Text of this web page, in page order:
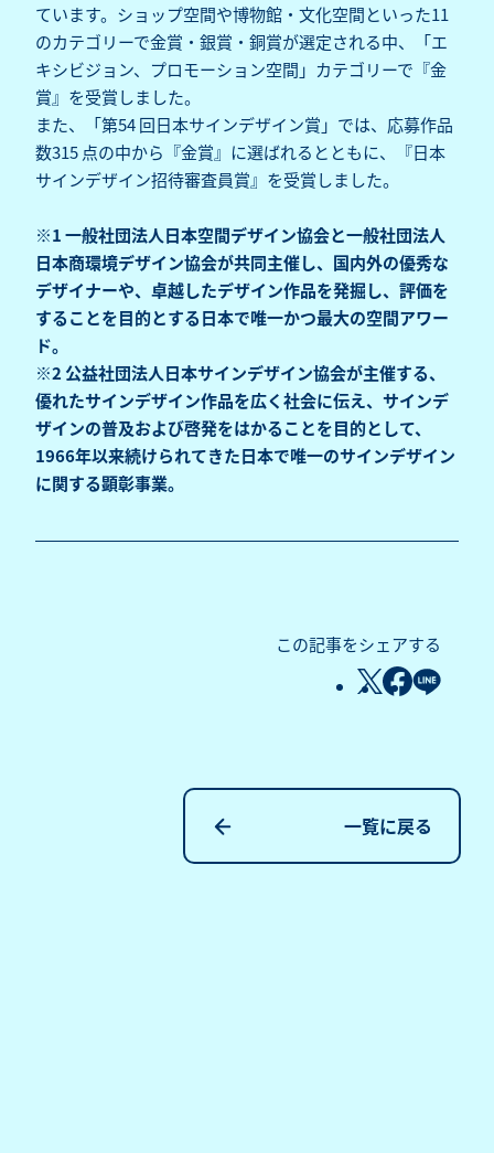
ています。ショップ空間や博物館・文化空間といった11
のカテゴリーで金賞・銀賞・銅賞が選定される中、「エ
キシビジョン、プロモーション空間」カテゴリーで『金
賞』を受賞しました。
また、「第54 回日本サインデザイン賞」では、応募作品
数315 点の中から『金賞』に選ばれるとともに、『日本
サインデザイン招待審査員賞』を受賞しました。
※1 一般社団法人日本空間デザイン協会と一般社団法人
日本商環境デザイン協会が共同主催し、国内外の優秀な
デザイナーや、卓越したデザイン作品を発掘し、評価を
することを目的とする日本で唯一かつ最大の空間アワー
ド。
※2 公益社団法人日本サインデザイン協会が主催する、
優れたサインデザイン作品を広く社会に伝え、サインデ
ザインの普及および啓発をはかることを目的として、
1966年以来続けられてきた日本で唯一のサインデザイン
に関する顕彰事業。
この記事をシェアする
一覧に戻る